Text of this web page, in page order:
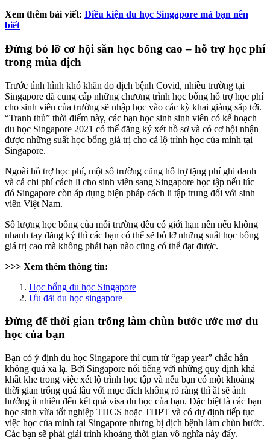
Xem thêm bài viết: Điều kiện du học Singapore mà bạn nên
biết
Đừng bỏ lỡ cơ hội săn học bổng cao – hỗ trợ học phí
trong mùa dịch
Trước tình hình khó khăn do dịch bệnh Covid, nhiều trường tại
Singapore đã cung cấp những chương trình học bổng hỗ trợ học phí
cho sinh viên của trường sẽ nhập học vào các kỳ khai giảng sắp tới.
“Tranh thủ” thời điểm này, các bạn học sinh sinh viên có kế hoạch
du học Singapore 2021 có thể đăng ký xét hồ sơ và có cơ hội nhận
được những suất học bổng giá trị cho cả lộ trình học của mình tại
Singapore.
Ngoài hỗ trợ học phí, một số trường cũng hỗ trợ tặng phí ghi danh
và cả chi phí cách li cho sinh viên sang Singapore học tập nếu lúc
đó Singapore còn áp dụng biện pháp cách li tập trung đối với sinh
viên Việt Nam.
Số lượng học bổng của mỗi trường đều có giới hạn nên nếu không
nhanh tay đăng ký thì các bạn có thể sẽ bỏ lỡ những suất học bổng
giá trị cao mà không phải bạn nào cũng có thể đạt được.
>>> Xem thêm thông tin:
Học bổng du học Singapore
Ưu đãi du học singapore
Đừng để thời gian trống làm chùn bước ước mơ du
học của bạn
Bạn có ý định du học Singapore thì cụm từ “gap year” chắc hẳn
không quá xa lạ. Bởi Singapore nổi tiếng với những quy định khá
khắt khe trong việc xét lộ trình học tập và nếu bạn có một khoảng
thời gian trống quá lâu với mục đích không rõ ràng thì ắt sẽ ảnh
hưởng ít nhiều đến kết quả visa du học của bạn. Đặc biệt là các bạn
học sinh vừa tốt nghiệp THCS hoặc THPT và có dự định tiếp tục
việc học của mình tại Singapore nhưng bị dịch bệnh làm chùn bước.
Các bạn sẽ phải giải trình khoảng thời gian vô nghĩa này đấy.